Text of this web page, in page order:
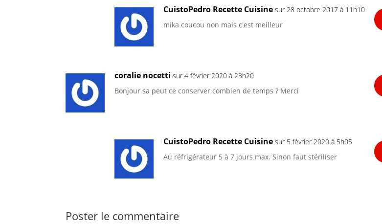
CuistoPedro Recette Cuisine sur 28 octobre 2017 à 11h10
mika coucou non mais c'est meilleur
coralie nocetti sur 4 février 2020 à 23h20
Bonjour sa peut ce conserver combien de temps ? Merci
CuistoPedro Recette Cuisine sur 5 février 2020 à 5h05
Au réfrigérateur 5 à 7 jours max. Sinon faut stériliser
Poster le commentaire